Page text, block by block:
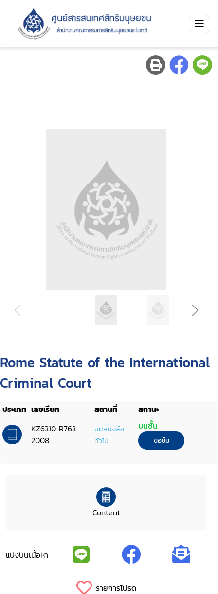
Rome Statute of the International
Criminal Court
ประเภท เลขเรียก สถานที่
สถานะ
KZ6310 R763
2008
มุมหนังสือ
ทั่วไป
บนชั้น
ขอยืม
Content
แบ่งปันเนื้อหา
รายการโปรด